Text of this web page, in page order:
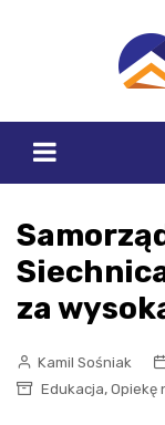
za
Kamil Sośniak
Edukacja, Opiekę